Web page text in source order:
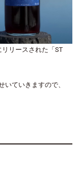
リースされた「ST
ていきますので、